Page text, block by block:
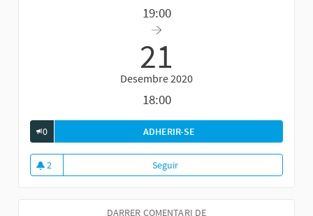
19:00
21
Desembre 2020
18:00
0 ADHERIR-SE
2
2 seguidores
SeguirFòrum general de debat sobre
DARRER COMENTARI DE